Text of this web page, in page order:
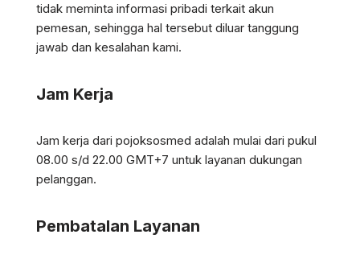
tidak meminta informasi pribadi terkait akun
pemesan, sehingga hal tersebut diluar tanggung
jawab dan kesalahan kami.
Jam Kerja
Jam kerja dari pojoksosmed adalah mulai dari pukul
08.00 s/d 22.00 GMT+7 untuk layanan dukungan
pelanggan.
Pembatalan Layanan